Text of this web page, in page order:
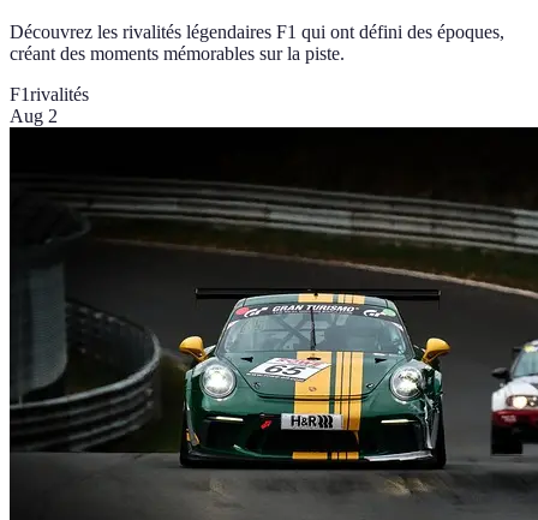
Découvrez les rivalités légendaires F1 qui ont défini des époques,
créant des moments mémorables sur la piste.
F1rivalités
Aug 2